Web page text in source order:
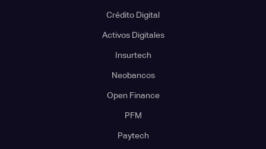
Crédito Digital
Activos Digitales
Insurtech
Neobancos
Open Finance
PFM
Paytech